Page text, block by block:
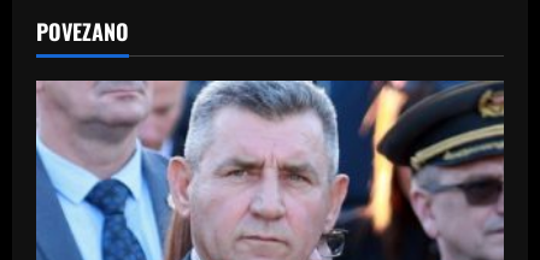
v
i
g
a
t
POVEZANO